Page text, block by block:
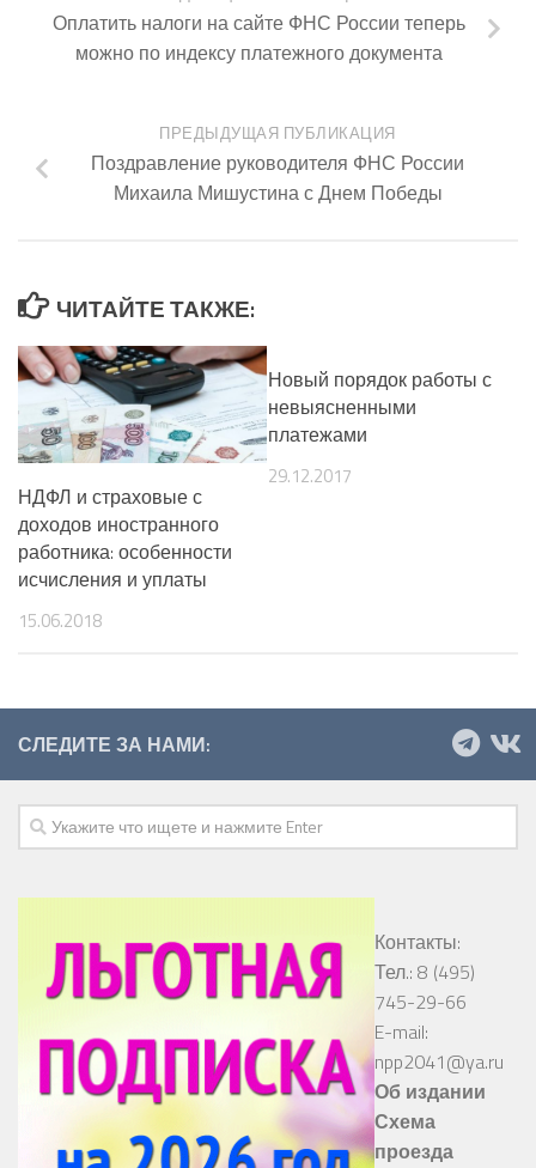
Оплатить налоги на сайте ФНС России теперь
можно по индексу платежного документа
ПРЕДЫДУЩАЯ ПУБЛИКАЦИЯ
Поздравление руководителя ФНС России
Михаила Мишустина с Днем Победы
ЧИТАЙТЕ ТАКЖЕ:
НДФЛ и страховые с
доходов иностранного
работника: особенности
исчисления и уплаты
15.06.2018
Новый порядок работы с
невыясненными
платежами
29.12.2017
СЛЕДИТЕ ЗА НАМИ:
Контакты:
Тел.: 8 (495)
745-29-66
E-mail:
npp2041@ya.ru
Об издании
Схема
проезда